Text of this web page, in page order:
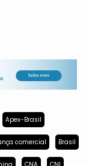
Apex-Brasil
comercial Brasil